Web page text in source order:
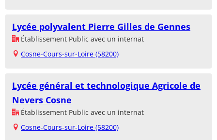
Lycée polyvalent Pierre Gilles de Gennes
Établissement Public avec un internat
Cosne-Cours-sur-Loire (58200)
Lycée général et technologique Agricole de
Nevers Cosne
Établissement Public avec un internat
Cosne-Cours-sur-Loire (58200)